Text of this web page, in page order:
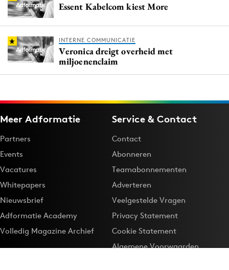
Essent Kabelcom kiest More
INTERNE COMMUNICATIE
Veronica dreigt overheid met
miljoenenclaim
Meer Adformatie
Partners
Events
Vacatures
Whitepapers
Nieuwsbrief
Adformatie Academy
Volledig Magazine Archief
Service & Contact
Contact
Abonneren
Teamabonnementen
Adverteren
Veelgestelde Vragen
Privacy Statement
Cookie Statement
Algemene Voorwaarden